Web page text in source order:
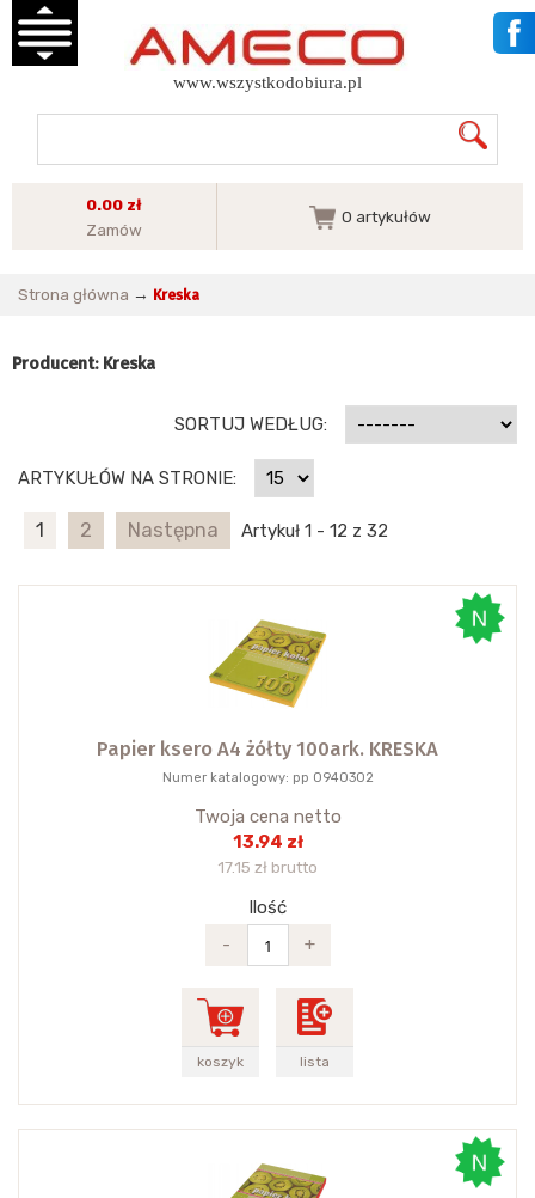
www.wszystkodobiura.pl
0.00 zł
Zamów
0 artykułów
Strona główna → Kreska
Producent: Kreska
SORTUJ WEDŁUG:
ARTYKUŁÓW NA STRONIE:
1 2 Następna Artykuł 1 - 12 z 32
Papier ksero A4 żółty 100ark. KRESKA
Numer katalogowy: pp 0940302
Twoja cena netto
13.94 zł
17.15 zł brutto
Ilość
-
+
koszyk lista